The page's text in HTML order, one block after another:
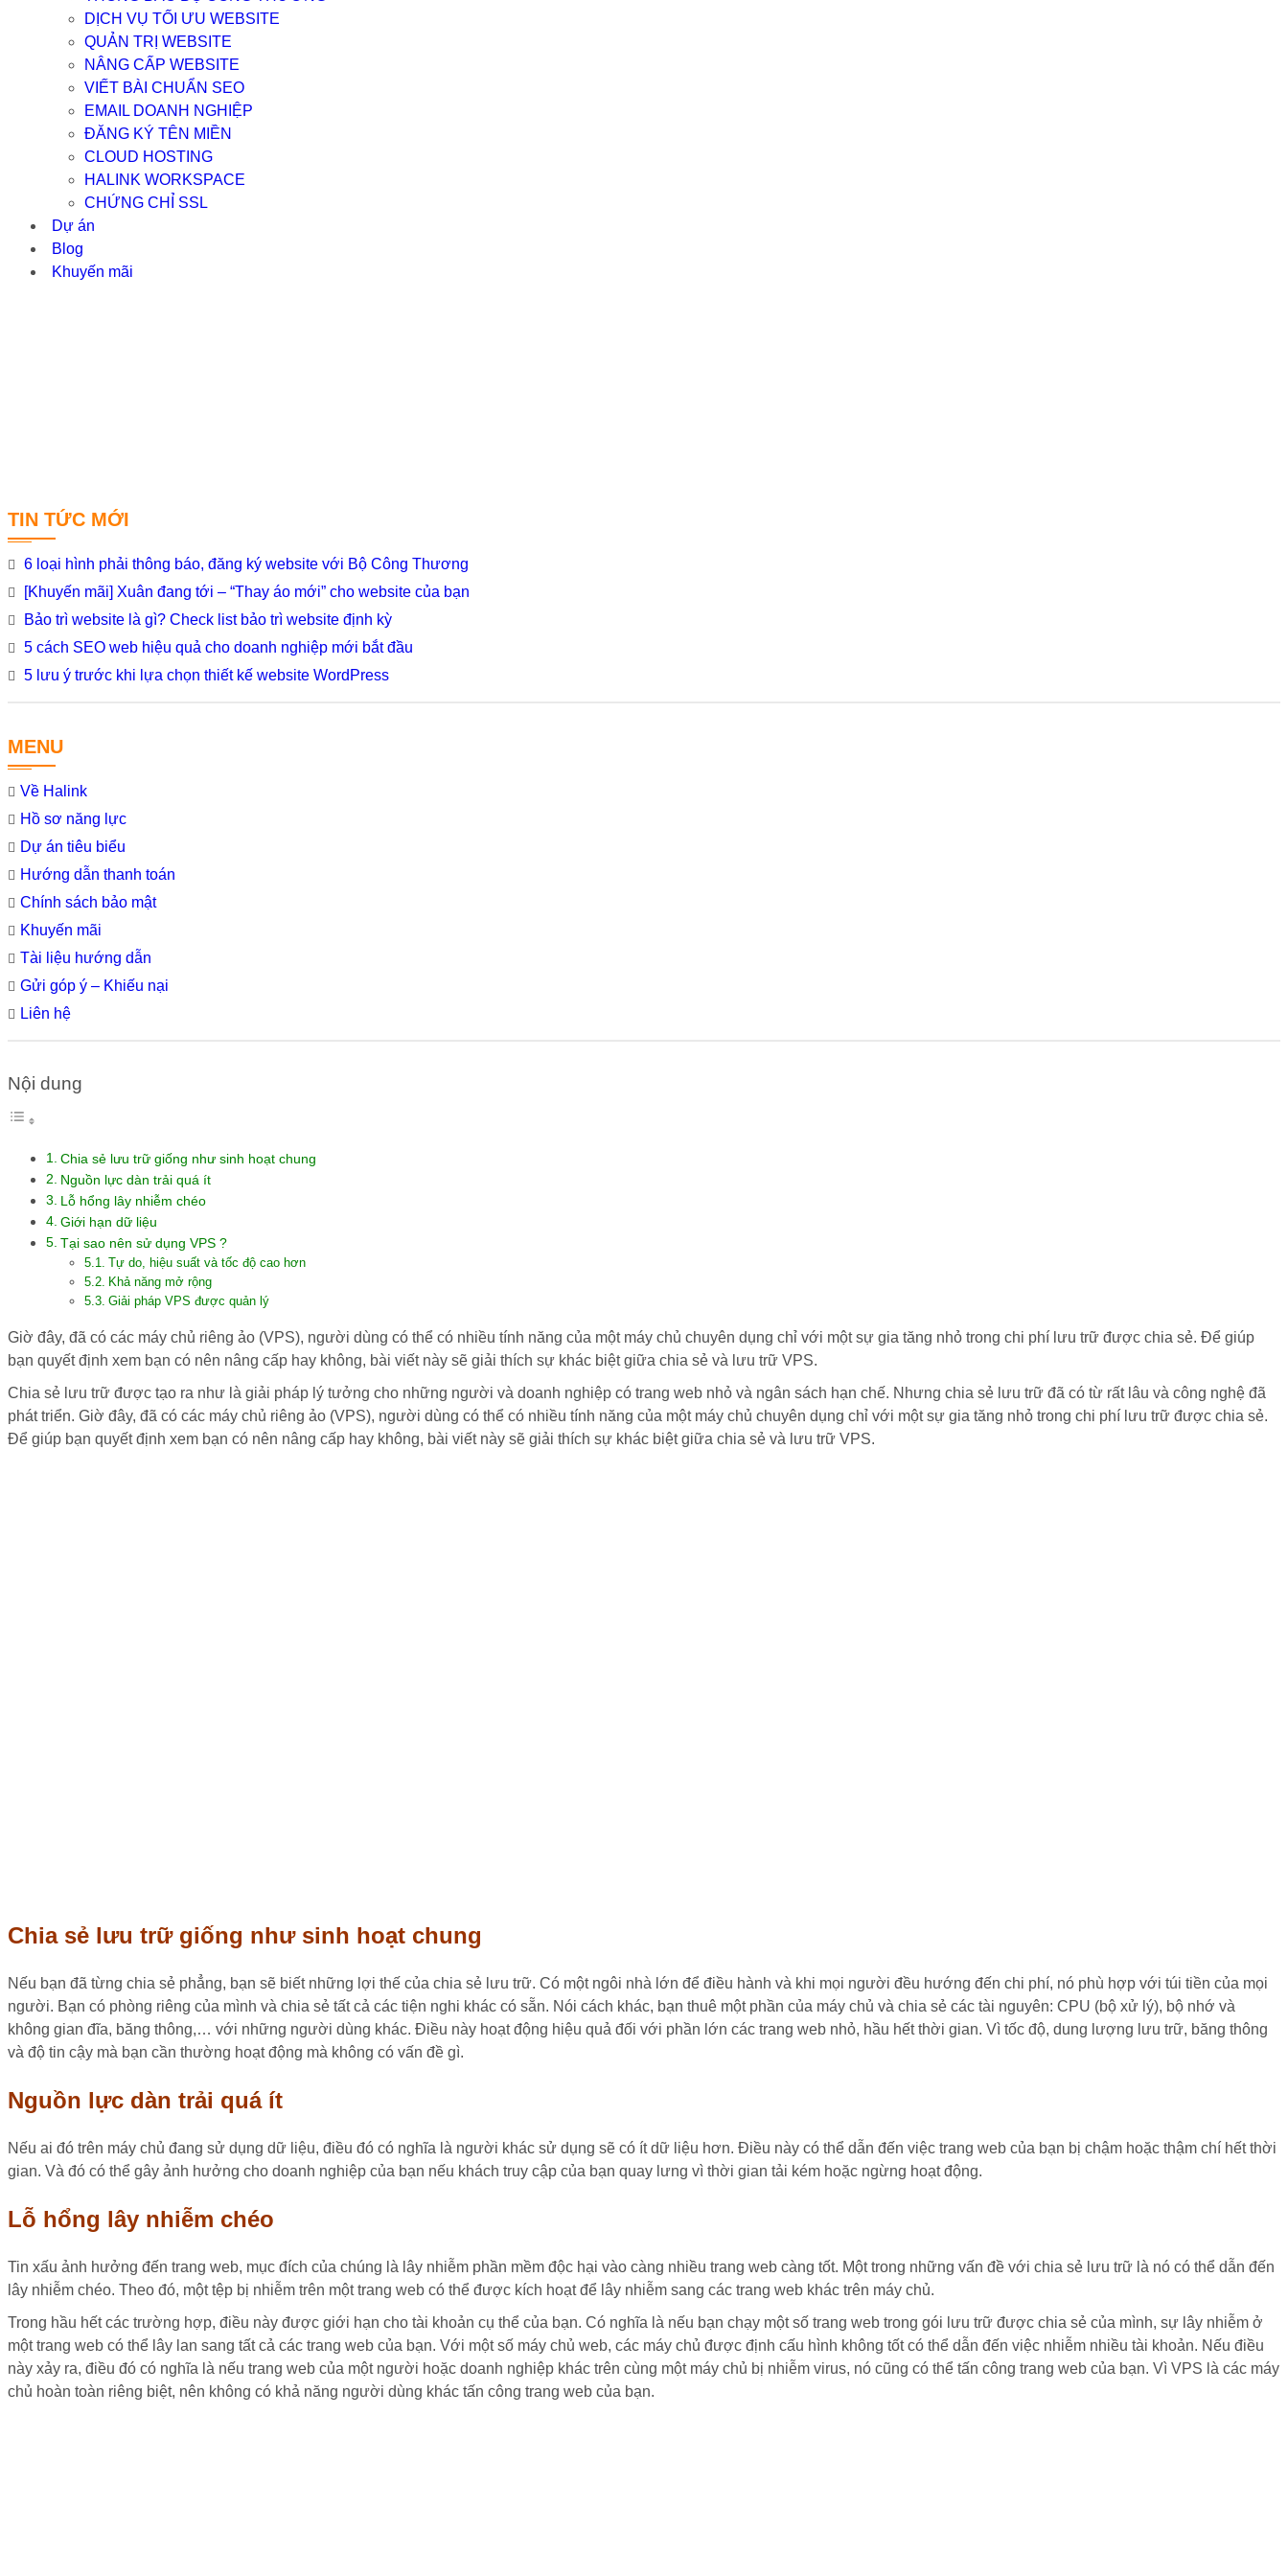
DỊCH VỤ TỐI ƯU WEBSITE
QUẢN TRỊ WEBSITE
NÂNG CẤP WEBSITE
VIẾT BÀI CHUẨN SEO
EMAIL DOANH NGHIỆP
ĐĂNG KÝ TÊN MIỀN
CLOUD HOSTING
HALINK WORKSPACE
CHỨNG CHỈ SSL
Dự án
Blog
Khuyến mãi
TIN TỨC MỚI
6 loại hình phải thông báo, đăng ký website với Bộ Công Thương
[Khuyến mãi] Xuân đang tới – “Thay áo mới” cho website của bạn
Bảo trì website là gì? Check list bảo trì website định kỳ
5 cách SEO web hiệu quả cho doanh nghiệp mới bắt đầu
5 lưu ý trước khi lựa chọn thiết kế website WordPress
MENU
Về Halink
Hồ sơ năng lực
Dự án tiêu biểu
Hướng dẫn thanh toán
Chính sách bảo mật
Khuyến mãi
Tài liệu hướng dẫn
Gửi góp ý – Khiếu nại
Liên hệ
Nội dung
Chia sẻ lưu trữ giống như sinh hoạt chung
Nguồn lực dàn trải quá ít
Lỗ hổng lây nhiễm chéo
Giới hạn dữ liệu
Tại sao nên sử dụng VPS ?
Tự do, hiệu suất và tốc độ cao hơn
Khả năng mở rộng
Giải pháp VPS được quản lý
Giờ đây, đã có các máy chủ riêng ảo (VPS), người dùng có thể có nhiều tính năng của một máy chủ chuyên dụng chỉ với một sự gia tăng nhỏ trong chi phí lưu trữ được chia sẻ. Để giúp
bạn quyết định xem bạn có nên nâng cấp hay không, bài viết này sẽ giải thích sự khác biệt giữa chia sẻ và lưu trữ VPS.
Chia sẻ lưu trữ được tạo ra như là giải pháp lý tưởng cho những người và doanh nghiệp có trang web nhỏ và ngân sách hạn chế. Nhưng chia sẻ lưu trữ đã có từ rất lâu và công nghệ đã
phát triển. Giờ đây, đã có các máy chủ riêng ảo (VPS), người dùng có thể có nhiều tính năng của một máy chủ chuyên dụng chỉ với một sự gia tăng nhỏ trong chi phí lưu trữ được chia sẻ.
Để giúp bạn quyết định xem bạn có nên nâng cấp hay không, bài viết này sẽ giải thích sự khác biệt giữa chia sẻ và lưu trữ VPS.
Chia sẻ lưu trữ giống như sinh hoạt chung
Nếu bạn đã từng chia sẻ phẳng, bạn sẽ biết những lợi thế của chia sẻ lưu trữ. Có một ngôi nhà lớn để điều hành và khi mọi người đều hướng đến chi phí, nó phù hợp với túi tiền của mọi
người. Bạn có phòng riêng của mình và chia sẻ tất cả các tiện nghi khác có sẵn. Nói cách khác, bạn thuê một phần của máy chủ và chia sẻ các tài nguyên: CPU (bộ xử lý), bộ nhớ và
không gian đĩa, băng thông,… với những người dùng khác. Điều này hoạt động hiệu quả đối với phần lớn các trang web nhỏ, hầu hết thời gian. Vì tốc độ, dung lượng lưu trữ, băng thông
và độ tin cậy mà bạn cần thường hoạt động mà không có vấn đề gì.
Nguồn lực dàn trải quá ít
Nếu ai đó trên máy chủ đang sử dụng dữ liệu, điều đó có nghĩa là người khác sử dụng sẽ có ít dữ liệu hơn. Điều này có thể dẫn đến việc trang web của bạn bị chậm hoặc thậm chí hết thời
gian. Và đó có thể gây ảnh hưởng cho doanh nghiệp của bạn nếu khách truy cập của bạn quay lưng vì thời gian tải kém hoặc ngừng hoạt động.
Lỗ hổng lây nhiễm chéo
Tin xấu ảnh hưởng đến trang web, mục đích của chúng là lây nhiễm phần mềm độc hại vào càng nhiều trang web càng tốt. Một trong những vấn đề với chia sẻ lưu trữ là nó có thể dẫn đến
lây nhiễm chéo. Theo đó, một tệp bị nhiễm trên một trang web có thể được kích hoạt để lây nhiễm sang các trang web khác trên máy chủ.
Trong hầu hết các trường hợp, điều này được giới hạn cho tài khoản cụ thể của bạn. Có nghĩa là nếu bạn chạy một số trang web trong gói lưu trữ được chia sẻ của mình, sự lây nhiễm ở
một trang web có thể lây lan sang tất cả các trang web của bạn. Với một số máy chủ web, các máy chủ được định cấu hình không tốt có thể dẫn đến việc nhiễm nhiều tài khoản. Nếu điều
này xảy ra, điều đó có nghĩa là nếu trang web của một người hoặc doanh nghiệp khác trên cùng một máy chủ bị nhiễm virus, nó cũng có thể tấn công trang web của bạn. Vì VPS là các máy
chủ hoàn toàn riêng biệt, nên không có khả năng người dùng khác tấn công trang web của bạn.